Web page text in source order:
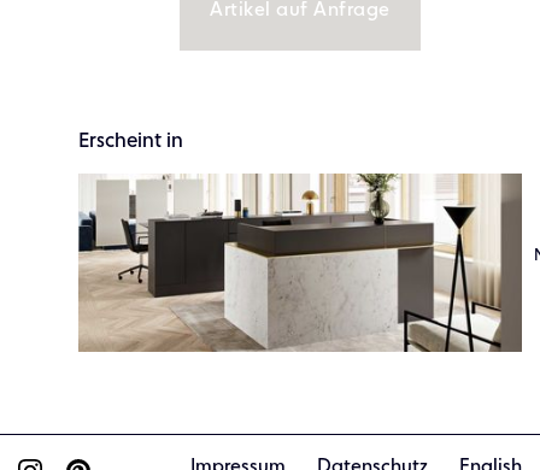
Artikel auf Anfrage
Erscheint in